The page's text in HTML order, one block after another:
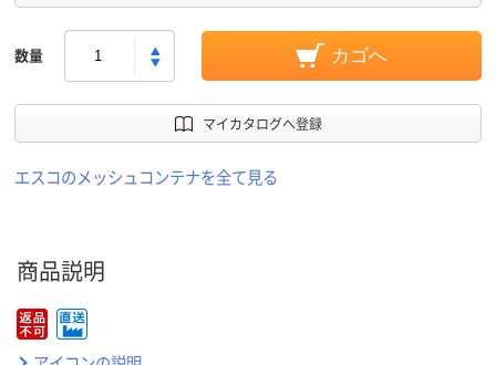
数量 カゴへ
マイカタログへ登録
エスコのメッシュコンテナを全て見る
商品説明